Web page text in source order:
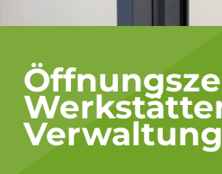
Verwaltung